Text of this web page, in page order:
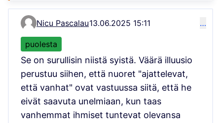
Kommentti 11592
Nicu Pascalau13.06.2025 15:11 …
puolesta
Se on surullisin niistä syistä. Väärä illuusio
perustuu siihen, että nuoret "ajattelevat,
että vanhat" ovat vastuussa siitä, että he
eivät saavuta unelmiaan, kun taas
vanhemmat ihmiset tuntevat olevansa